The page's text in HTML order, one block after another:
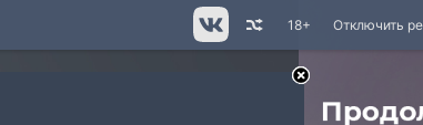
Отключить
18+